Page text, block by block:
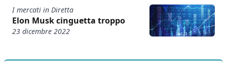
I mercati in Diretta
Elon Musk cinguetta troppo
23 dicembre 2022